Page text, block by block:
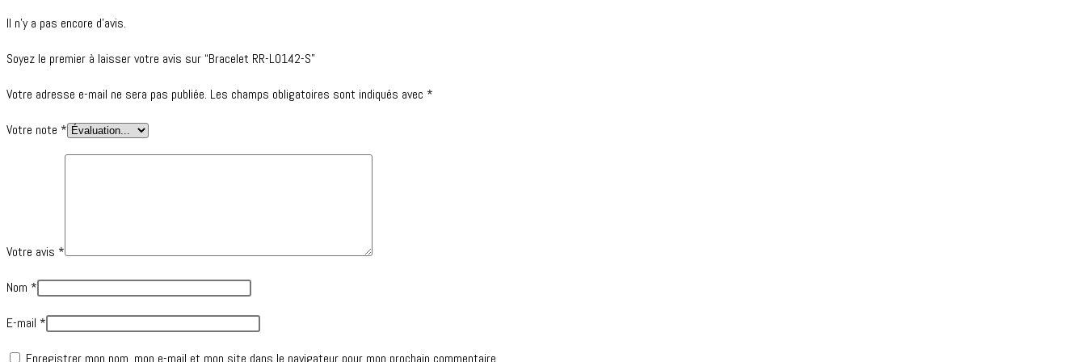
Il n’y a pas encore d’avis.
Soyez le premier à laisser votre avis sur “Bracelet RR-L0142-S”
Votre adresse e-mail ne sera pas publiée. Les champs obligatoires sont indiqués avec *
Votre note *
Votre avis *
Nom *
E-mail *